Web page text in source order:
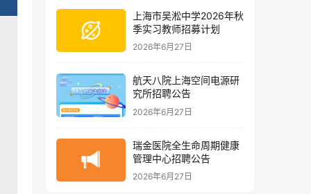
上海市吴淞中学2026年秋
季实习教师招募计划
2026年6月27日
航天八院上海空间电源研
究所招聘公告
2026年6月27日
瑞金医院全生命周期健康
管理中心招聘公告
2026年6月27日